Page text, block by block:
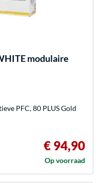
modulaire
PFC, 80 PLUS Gold
€ 94,90
Op voorraad